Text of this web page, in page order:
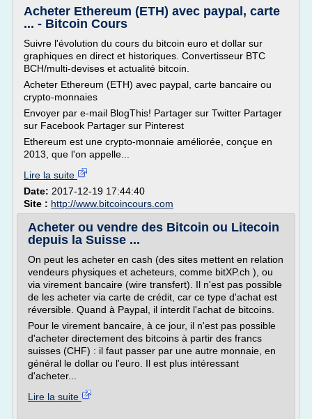
Acheter Ethereum (ETH) avec paypal, carte
... - Bitcoin Cours
Suivre l'évolution du cours du bitcoin euro et dollar sur
graphiques en direct et historiques. Convertisseur BTC
BCH/multi-devises et actualité bitcoin.
Acheter Ethereum (ETH) avec paypal, carte bancaire ou
crypto-monnaies
Envoyer par e-mail BlogThis! Partager sur Twitter Partager
sur Facebook Partager sur Pinterest
Ethereum est une crypto-monnaie améliorée, conçue en
2013, que l'on appelle...
Lire la suite
Date: 2017-12-19 17:44:40
Site : http://www.bitcoincours.com
Acheter ou vendre des Bitcoin ou Litecoin
depuis la Suisse ...
On peut les acheter en cash (des sites mettent en relation
vendeurs physiques et acheteurs, comme bitXP.ch ), ou
via virement bancaire (wire transfert). Il n'est pas possible
de les acheter via carte de crédit, car ce type d'achat est
réversible. Quand à Paypal, il interdit l'achat de bitcoins.
Pour le virement bancaire, à ce jour, il n'est pas possible
d'acheter directement des bitcoins à partir des francs
suisses (CHF) : il faut passer par une autre monnaie, en
général le dollar ou l'euro. Il est plus intéressant
d'acheter...
Lire la suite